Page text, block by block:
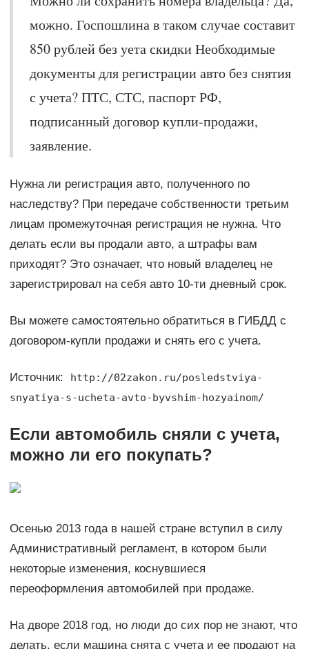
можно. Госпошлина в таком случае составит
850 рублей без уета скидки Необходимые
документы для регистрации авто без снятия
с учета? ПТС, СТС, паспорт РФ,
подписанный договор купли-продажи,
заявление.
Нужна ли регистрация авто, полученного по
наследству? При передаче собственности третьим
лицам промежуточная регистрация не нужна. Что
делать если вы продали авто, а штрафы вам
приходят? Это означает, что новый владелец не
зарегистрировал на себя авто 10-ти дневный срок.
Вы можете самостоятельно обратиться в ГИБДД с
договором-купли продажи и снять его с учета.
Источник:
http://02zakon.ru/posledstviya-
snyatiya-s-ucheta-avto-byvshim-hozyainom/
Если автомобиль сняли с учета,
можно ли его покупать?
Осенью 2013 года в нашей стране вступил в силу
Административный регламент, в котором были
некоторые изменения, коснувшиеся
переоформления автомобилей при продаже.
На дворе 2018 год, но люди до сих пор не знают, что
делать, если машина снята с учета и ее продают на